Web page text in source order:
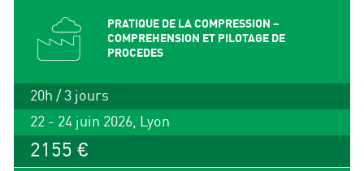
PRATIQUE DE LA COMPRESSION –
COMPREHENSION ET PILOTAGE DE
PROCEDES
20h / 3 jours
22 - 24 juin 2026, Lyon
2155 €